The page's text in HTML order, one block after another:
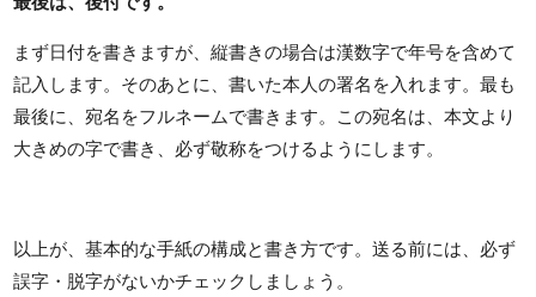
まず日付を書きますが、縦書きの場合は漢数字で年号を含めて
記入します。そのあとに、書いた本人の署名を入れます。最も
最後に、宛名をフルネームで書きます。この宛名は、本文より
大きめの字で書き、必ず敬称をつけるようにします。
以上が、基本的な手紙の構成と書き方です。送る前には、必ず
誤字・脱字がないかチェックしましょう。